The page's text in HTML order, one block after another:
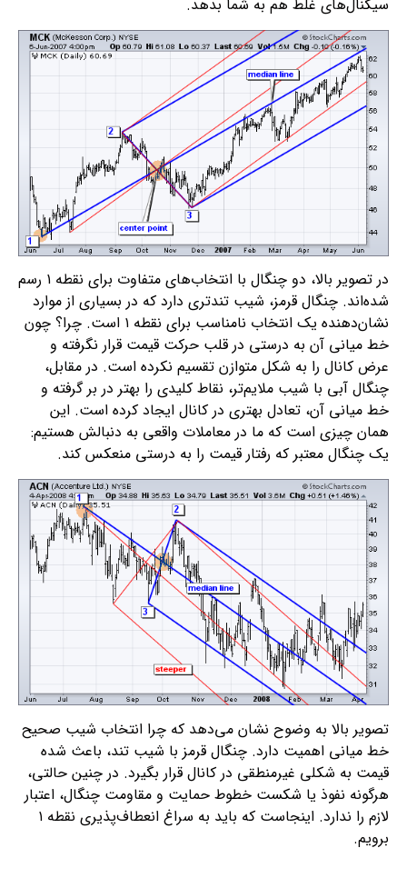
سیگنال‌های غلط هم به شما بدهد.
در تصویر بالا، دو چنگال با انتخاب‌های متفاوت برای نقطه ۱ رسم
شده‌اند. چنگال قرمز، شیب تندتری دارد که در بسیاری از موارد
نشان‌دهنده یک انتخاب نامناسب برای نقطه ۱ است. چرا؟ چون
خط میانی آن به درستی در قلب حرکت قیمت قرار نگرفته و
عرض کانال را به شکل متوازن تقسیم نکرده است. در مقابل،
چنگال آبی با شیب ملایم‌تر، نقاط کلیدی را بهتر در بر گرفته و
خط میانی آن، تعادل بهتری در کانال ایجاد کرده است. این
همان چیزی است که ما در معاملات واقعی به دنبالش هستیم:
یک چنگال معتبر که رفتار قیمت را به درستی منعکس کند.
تصویر بالا به وضوح نشان می‌دهد که چرا انتخاب شیب صحیح
خط میانی اهمیت دارد. چنگال قرمز با شیب تند، باعث شده
قیمت به شکلی غیرمنطقی در کانال قرار بگیرد. در چنین حالتی،
هرگونه نفوذ یا شکست خطوط حمایت و مقاومت چنگال، اعتبار
لازم را ندارد. اینجاست که باید به سراغ انعطاف‌پذیری نقطه ۱
برویم.